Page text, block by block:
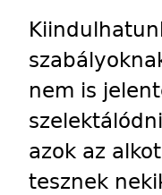
nem is
azok az
tesznek